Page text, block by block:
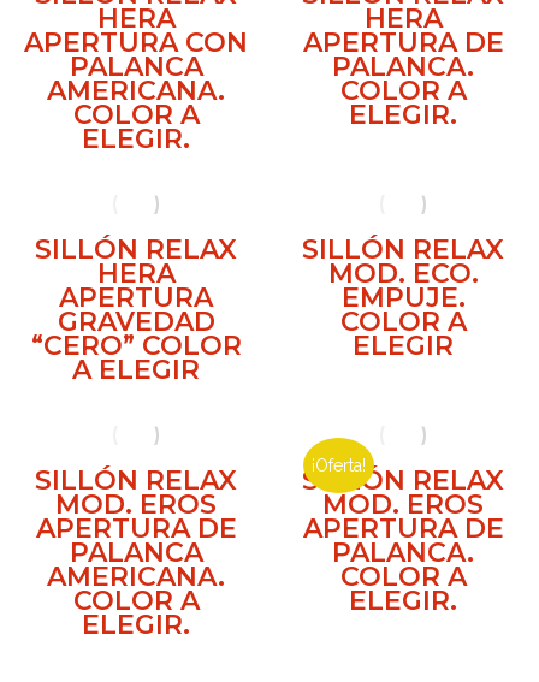
HERA
APERTURA CON
PALANCA
AMERICANA.
COLOR A
ELEGIR.
HERA
APERTURA DE
PALANCA.
COLOR A
ELEGIR.
SILLÓN RELAX
HERA
APERTURA
GRAVEDAD
“CERO” COLOR
A ELEGIR
SILLÓN RELAX
MOD. ECO.
EMPUJE.
COLOR A
ELEGIR
SILLÓN RELAX
MOD. EROS
APERTURA DE
PALANCA
AMERICANA.
COLOR A
ELEGIR.
¡Oferta!
SILLÓN RELAX
MOD. EROS
APERTURA DE
PALANCA.
COLOR A
ELEGIR.